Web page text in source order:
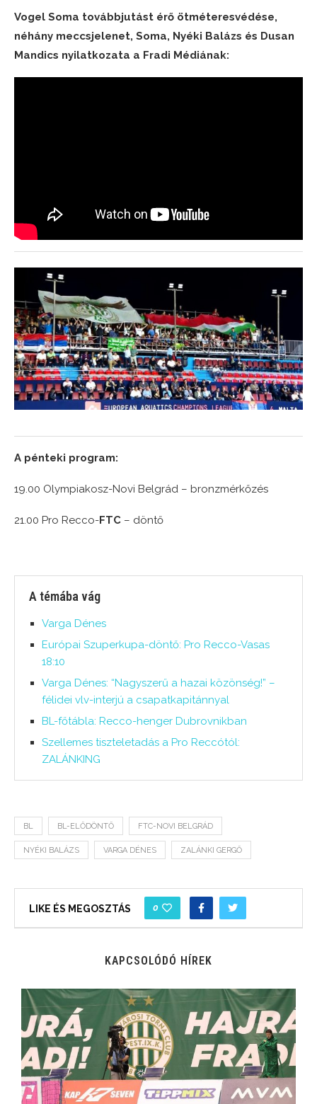
Vogel Soma továbbjutást érő ötméteresvédése,
néhány meccsjelenet, Soma, Nyéki Balázs és Dusan
Mandics nyilatkozata a Fradi Médiának:
A pénteki program:
19.00 Olympiakosz-Novi Belgrád – bronzmérkőzés
21.00 Pro Recco-FTC – döntő
A témába vág
Varga Dénes
Európai Szuperkupa-döntő: Pro Recco-Vasas
18:10
Varga Dénes: “Nagyszerű a hazai közönség!” –
félidei vlv-interjú a csapatkapitánnyal
BL-főtábla: Recco-henger Dubrovnikban
Szellemes tiszteletadás a Pro Reccótól:
ZALÁNKING
BL BL-ELŐDÖNTŐ FTC-NOVI BELGRÁD
NYÉKI BALÁZS VARGA DÉNES ZALÁNKI GERGŐ
LIKE ÉS MEGOSZTÁS 0
KAPCSOLÓDÓ HÍREK